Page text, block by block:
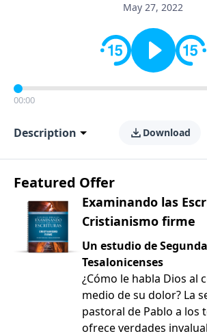
May 27, 2022
00:00
Description Download
Featured Offer
Examinando las
Cristianismo firme
Un estudio de
Tesalonicenses
¿Cómo le habla Dios al
medio de su dolor? La
pastoral de Pablo a los
ofrece verdades